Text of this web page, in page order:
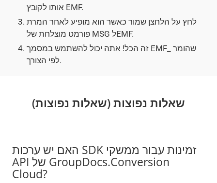
אותו לקובץ EMF.
לחץ על הלחצן שמור כאשר הוא מופיע לאחר המרת
פורמט מוצלחת של MSG לEMF.
זה הכל! אתה יכול להשתמש במסמך EMF_ שהומר
לפי הצורך.
שאלות נפוצות (שאלות נפוצות)
האם יש ערכות SDK זמינות עבור ממשקי
API של GroupDocs.Conversion
Cloud?